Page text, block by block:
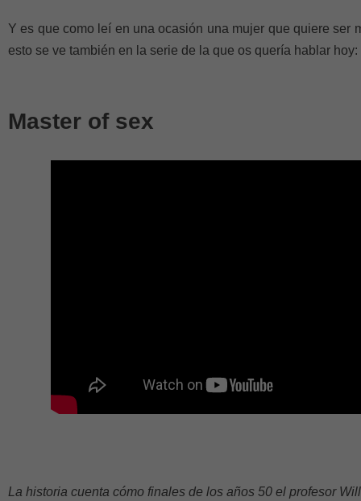
Y es que como leí en una ocasión una mujer que quiere ser
esto se ve también en la serie de la que os quería hablar hoy:
Master of sex
La historia cuenta cómo finales de los años 50 el profesor